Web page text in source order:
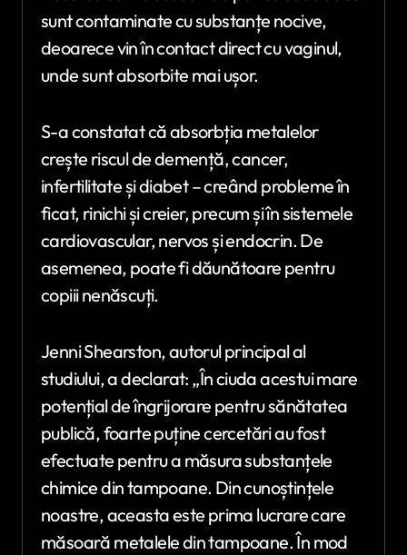
sunt contaminate cu substanțe nocive,
deoarece vin în contact direct cu vaginul,
unde sunt absorbite mai ușor.
S-a constatat că absorbția metalelor
crește riscul de demență, cancer,
infertilitate și diabet – creând probleme în
ficat, rinichi și creier, precum și în sistemele
cardiovascular, nervos și endocrin. De
asemenea, poate fi dăunătoare pentru
copiii nenăscuți.
Jenni Shearston, autorul principal al
studiului, a declarat: „În ciuda acestui mare
potențial de îngrijorare pentru sănătatea
publică, foarte puține cercetări au fost
efectuate pentru a măsura substanțele
chimice din tampoane. Din cunoștințele
noastre, aceasta este prima lucrare care
măsoară metalele din tampoane. În mod